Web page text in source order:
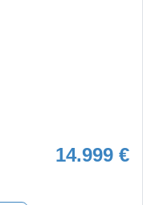
14.999 €